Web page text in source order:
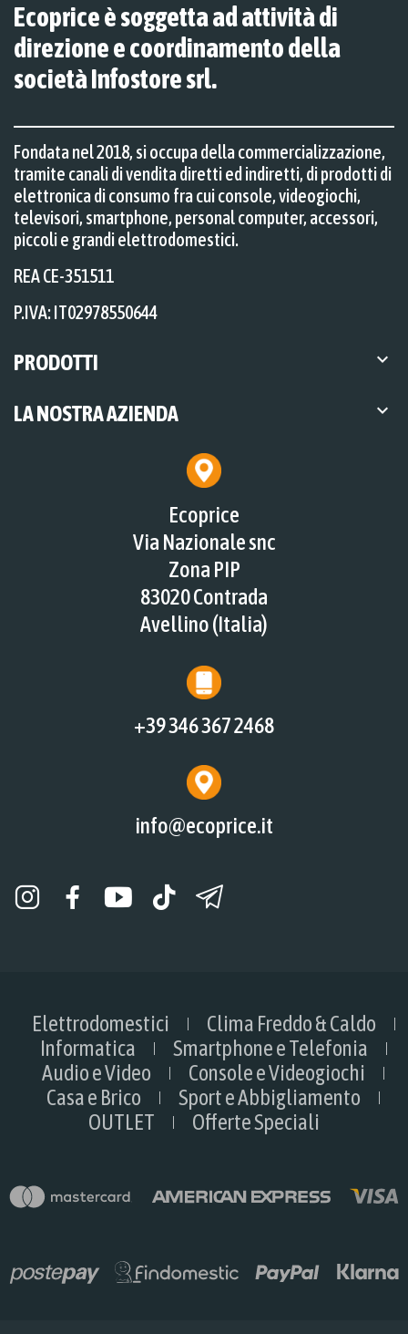
Ecoprice è soggetta ad attività di
direzione e coordinamento della
società Infostore srl.
Fondata nel 2018, si occupa della commercializzazione,
tramite canali di vendita diretti ed indiretti, di prodotti di
elettronica di consumo fra cui console, videogiochi,
televisori, smartphone, personal computer, accessori,
piccoli e grandi elettrodomestici.
REA CE-351511
P.IVA: IT02978550644
PRODOTTI 
LA NOSTRA AZIENDA 
Ecoprice
Via Nazionale snc
Zona PIP
83020 Contrada
Avellino (Italia)
+39 346 367 2468
info@ecoprice.it
Elettrodomestici
Clima Freddo & Caldo
Informatica
Smartphone e Telefonia
Audio e Video
Console e Videogiochi
Casa e Brico
Sport e Abbigliamento
OUTLET
Offerte Speciali